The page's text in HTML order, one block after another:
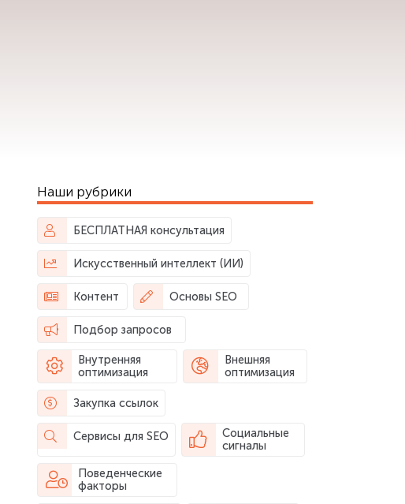
Наши рубрики
БЕСПЛАТНАЯ консультация
Основы SEO
Внутренняя
оптимизация
Подбор запросов
Контент
Внешняя
оптимизация
Закупка ссылок
Социальные
сигналы
Поведенческие
факторы
Сервисы для SEO
Искусственный интеллект (ИИ)